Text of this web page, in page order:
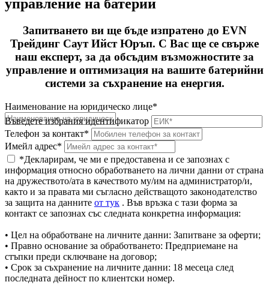
управление на батерии
Запитването ви ще бъде изпратено до EVN
Трейдинг Саут Ийст Юръп. С Вас ще се свърже
наш експерт, за да обсъдим възможностите за
управление и оптимизация на вашите батерийни
системи за съхранение на енергия.
Наименование на юридическо лице*
Въведете избрания идентификатор
Телефон за контакт*
Имейл адрес*
*Декларирам, че ми е предоставена и се запознах с
информация относно обработването на лични данни от страна
на дружеството/ата в качеството му/им на администратор/и,
както и за правата ми съгласно действащото законодателство
за защита на данните от тук . Във връзка с тази форма за
контакт се запознах със следната конкретна информация:
• Цел на обработване на личните данни: Запитване за оферти;
• Правно основание за обработването: Предприемане на
стъпки преди сключване на договор;
• Срок за съхранение на личните данни: 18 месеца след
последната дейност по клиентски номер.